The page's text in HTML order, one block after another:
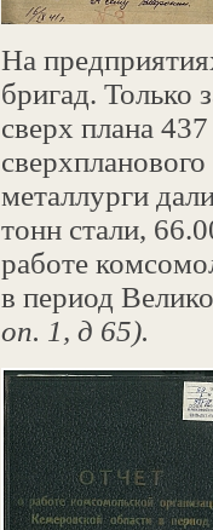
На
бригад. Только
сверх плана
металлурги
тонн стали,
работе
в период
оп. 1, д 65).